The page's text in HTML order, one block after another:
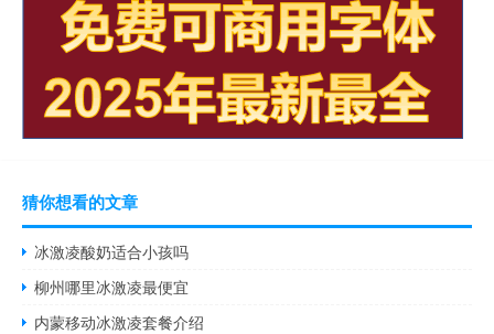
猜你想看的文章
冰激凌酸奶适合小孩吗
柳州哪里冰激凌最便宜
内蒙移动冰激凌套餐介绍